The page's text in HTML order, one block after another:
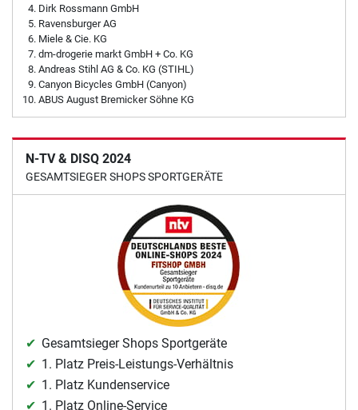
Dirk Rossmann GmbH
Ravensburger AG
Miele & Cie. KG
dm-drogerie markt GmbH + Co. KG
Andreas Stihl AG & Co. KG (STIHL)
Canyon Bicycles GmbH (Canyon)
ABUS August Bremicker Söhne KG
N-TV & DISQ 2024
GESAMTSIEGER SHOPS SPORTGERÄTE
Gesamtsieger Shops Sportgeräte
1. Platz Preis-Leistungs-Verhältnis
1. Platz Kundenservice
1. Platz Online-Service